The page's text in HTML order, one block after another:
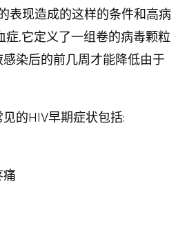
表现造成的这样的条件和高病
症,它定义了一组卷的病毒颗粒
染后的前几周才能降低由于
的HIV早期症状包括:
痛